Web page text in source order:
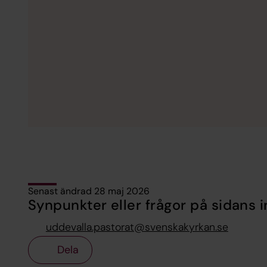
Senast ändrad 28 maj 2026
Synpunkter eller frågor på sidans
uddevalla.pastorat@svenskakyrkan.se
Dela